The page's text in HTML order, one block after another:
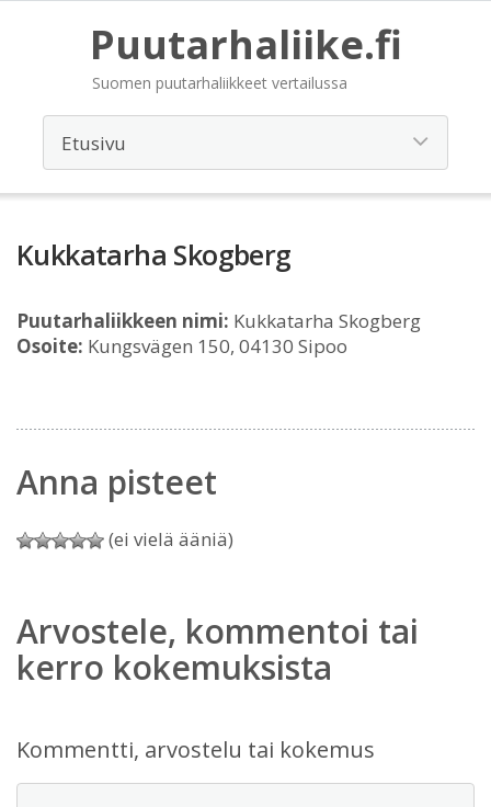
Puutarhaliike.fi
Suomen puutarhaliikkeet vertailussa
Kukkatarha Skogberg
Puutarhaliikkeen nimi: Kukkatarha Skogberg
Osoite: Kungsvägen 150, 04130 Sipoo
Anna pisteet
(ei vielä ääniä)
Arvostele, kommentoi tai
kerro kokemuksista
Kommentti, arvostelu tai kokemus